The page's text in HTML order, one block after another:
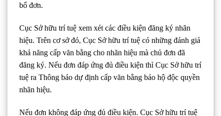
bố đơn.
Cục Sở hữu trí tuệ xem xét các điều kiện đăng ký nhãn
hiệu. Trên cơ sở đó, Cục Sở hữu trí tuệ có những đánh giá
khả năng cấp văn bằng cho nhãn hiệu mà chủ đơn đã
đăng ký. Nếu đơn đáp ứng đủ điều kiện thì Cục Sở hữu trí
tuệ ra Thông báo dự định cấp văn bằng bảo hộ độc quyền
nhãn hiệu.
Nếu đơn không đáp ứng đủ điều kiện. Cục Sở hữu trí tuệ